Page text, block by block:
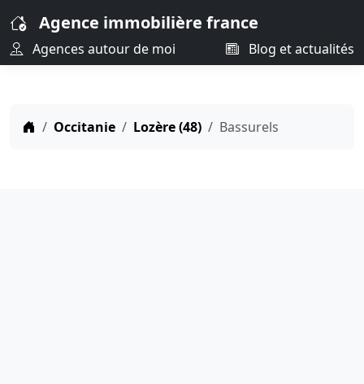
Agence immobilière france
Agences autour de moi Blog et actualités
Occitanie Lozère (48) Bassurels